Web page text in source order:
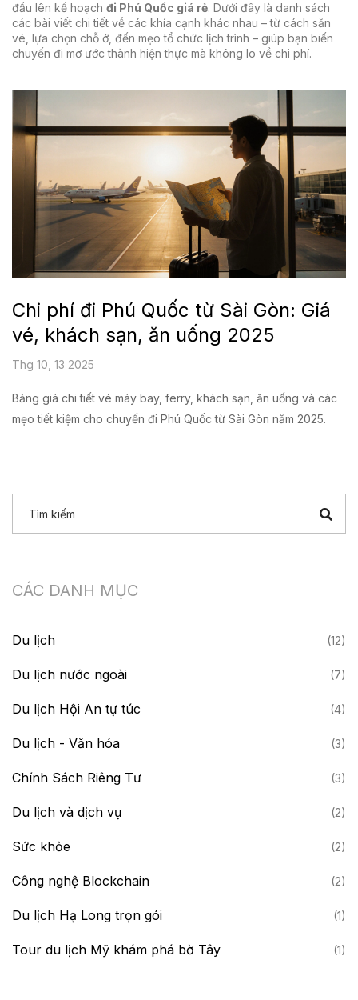
đầu lên kế hoạch đi Phú Quốc giá rẻ. Dưới đây là danh sách
các bài viết chi tiết về các khía cạnh khác nhau – từ cách săn
vé, lựa chọn chỗ ở, đến mẹo tổ chức lịch trình – giúp bạn biến
chuyến đi mơ ước thành hiện thực mà không lo về chi phí.
Chi phí đi Phú Quốc từ Sài Gòn: Giá
vé, khách sạn, ăn uống 2025
Thg 10, 13 2025
Bảng giá chi tiết vé máy bay, ferry, khách sạn, ăn uống và các
mẹo tiết kiệm cho chuyến đi Phú Quốc từ Sài Gòn năm 2025.
CÁC DANH MỤC
Du lịch (12)
Du lịch nước ngoài (7)
Du lịch Hội An tự túc (4)
Du lịch - Văn hóa (3)
Chính Sách Riêng Tư (3)
Du lịch và dịch vụ (2)
Sức khỏe (2)
Công nghệ Blockchain (2)
Du lịch Hạ Long trọn gói (1)
Tour du lịch Mỹ khám phá bờ Tây (1)